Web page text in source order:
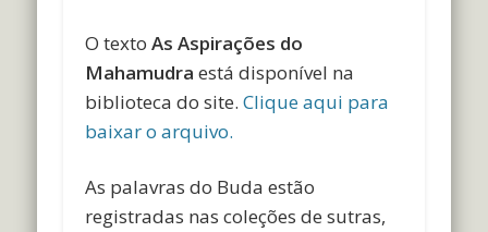
O textoAs Aspirações do
Mahamudra está disponível na
biblioteca do site.Clique aqui para
baixar o arquivo.
As palavras do Buda estão
registradas nas coleções de sutras,